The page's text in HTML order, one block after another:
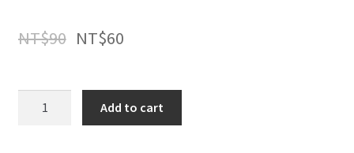
NT$90 NT$60
Add to cart